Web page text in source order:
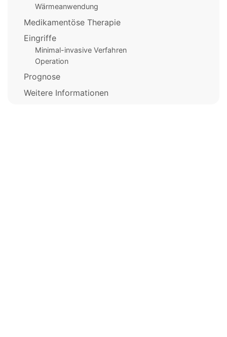
Wärmeanwendung
Medikamentöse Therapie
Eingriffe
Minimal-invasive Verfahren
Operation
Prognose
Weitere Informationen